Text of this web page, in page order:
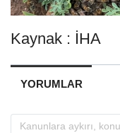
Kaynak : İHA
YORUMLAR